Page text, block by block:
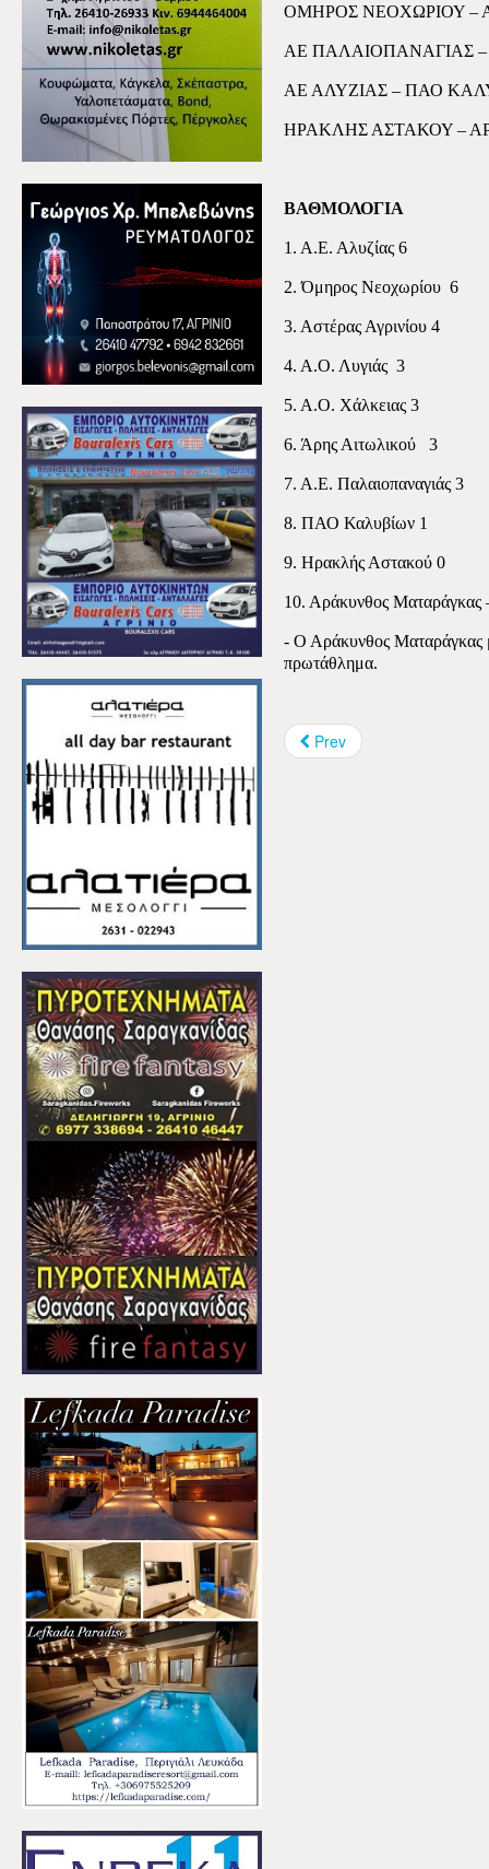
ΟΜΗΡΟΣ ΝΕΟΧΩΡΙΟΥ –
ΑΕ ΠΑΛΑΙΟΠΑΝΑΓΙΑΣ –
ΑΕ ΑΛΥΖΙΑΣ – ΠΑΟ
ΗΡΑΚΛΗΣ ΑΣΤΑΚΟΥ –
ΒΑΘΜΟΛΟΓΙΑ
1. Α.Ε. Αλυζίας 6
2. Όμηρος Νεοχωρίου 6
3. Αστέρας Αγρινίου 4
4. Α.Ο. Λυγιάς 3
5. Α.Ο. Χάλκειας 3
6. Άρης Αιτωλικού 3
7. Α.Ε. Παλαιοπαναγιάς 3
8. ΠΑΟ Καλυβίων 1
9. Ηρακλής Αστακού 0
10. Αράκυνθος
- Ο Αράκυνθος Ματαράγκας
πρωτάθλημα.
Prev